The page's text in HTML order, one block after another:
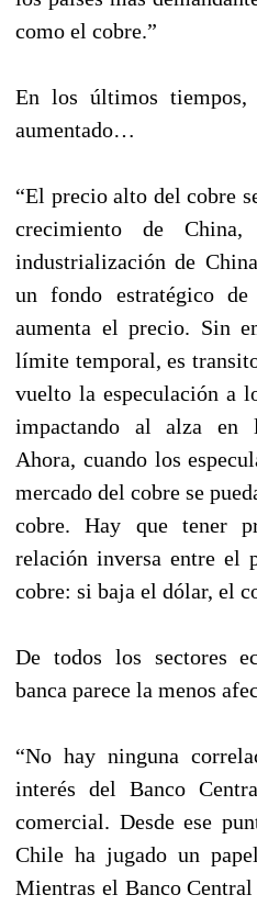
como el cobre.”
En los últimos
aumentado…
“El precio alto del cobre
crecimiento de
industrialización de
un fondo estratégico
aumenta el precio. Sin
límite temporal, es
vuelto la especulación a
impactando al alza en
Ahora, cuando los
mercado del cobre se
cobre. Hay que tener
relación inversa entre el
cobre: si baja el dólar, el
De todos los sectores
banca parece la menos
“No hay ninguna
interés del Banco
comercial. Desde ese
Chile ha jugado un
Mientras el Banco